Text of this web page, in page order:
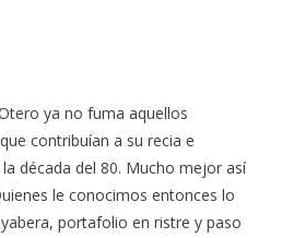
ya no fuma aquellos
contribuían a su recia e
década del 80. Mucho mejor así
le conocimos entonces lo
portafolio en ristre y paso